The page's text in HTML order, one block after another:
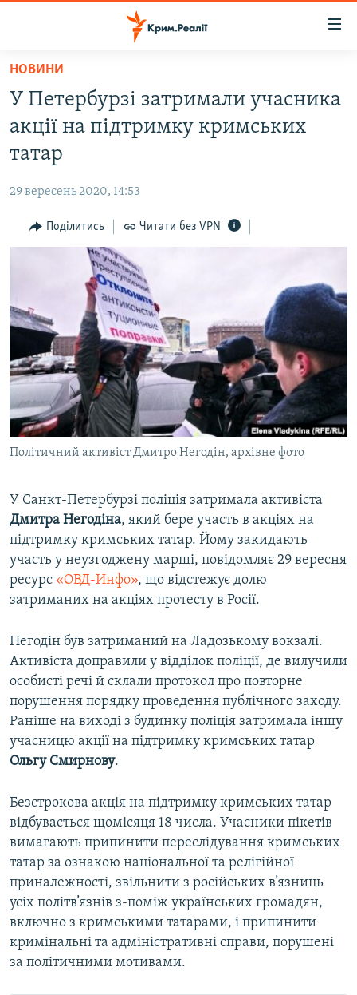
Перейти
основного
матеріалу
до
основної
навігації
Перейти
до
ВОДА.КРИМ
БЛОГИ
ПОГЛЯД
ВСЕ ЗА ДЕНЬ
СПЕЦПРОЕКТИ
ДЕПОРТАЦІЯ
ВІДЕОУРОКИ «ELIFBE»
СВІДЧЕННЯ ОКУПАЦІЇ
УКРАЇНСЬКА ПРОБЛЕМА КРИМУ
ІНФОГРАФІКА
ЯК ОБІЙТИ БЛОКУВАННЯ
Русский
Qırımtatar
ДОЛУЧАЙСЯ!
Усі сайти RFE/RL
НОВИНИ
У Петербурзі затримали учасника
акції на підтримку кримських
татар
29 вересень 2020, 14:53
Поділитись Читати без VPN
Політичний активіст Дмитро Негодін, архівне фото
У Санкт-Петербурзі поліція затримала активіста
Дмитра Негодіна, який бере участь в акціях на
підтримку кримських татар. Йому закидають
участь у неузгоджену марші, повідомляє 29 вересня
ресурс «ОВД-Инфо», що відстежує долю
затриманих на акціях протесту в Росії.
Негодін був затриманий на Ладозькому вокзалі.
Активіста доправили у відділок поліції, де вилучили
особисті речі й склали протокол про повторне
порушення порядку проведення публічного заходу.
Раніше на виході з будинку поліція затримала іншу
учасницю акції на підтримку кримських татар
Ольгу Смирнову.
Безстрокова акція на підтримку кримських татар
відбувається щомісяця 18 числа. Учасники пікетів
вимагають припинити переслідування кримських
татар за ознакою національної та релігійної
приналежності, звільнити з російських в’язниць
усіх політв’язнів з-поміж українських громадян,
включно з кримськими татарами, і припинити
кримінальні та адміністративні справи, порушені
за політичними мотивами.